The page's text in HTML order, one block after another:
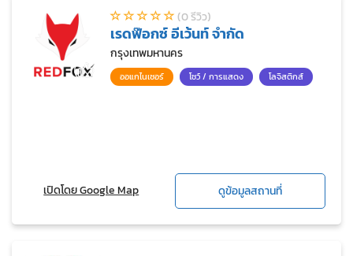
(0 รีวิว)
เรดฟ๊อกซ์ อีเว้นท์ จำกัด
กรุงเทพมหานคร
ออแกไนเซอร์ โชว์ / การแสดง โลจิสติกส์
เปิดโดย Google Map ดูข้อมูลสถานที่